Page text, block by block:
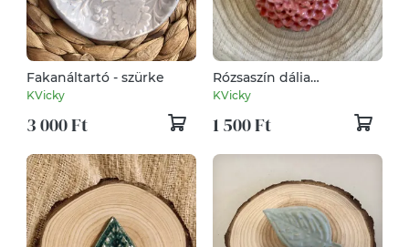
Fakanáltartó - szürke
KVicky
3 000 Ft
Rózsaszín dália
hűtőmágnes
KVicky
1 500 Ft